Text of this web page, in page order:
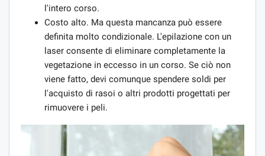
l'intero corso.
Costo alto. Ma questa mancanza può essere
definita molto condizionale. L'epilazione con un
laser consente di eliminare completamente la
vegetazione in eccesso in un corso. Se ciò non
viene fatto, devi comunque spendere soldi per
l'acquisto di rasoi o altri prodotti progettati per
rimuovere i peli.